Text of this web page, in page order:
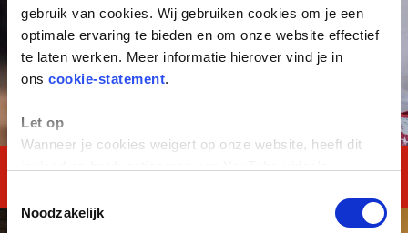
gebruik van cookies. Wij gebruiken cookies om je een
optimale ervaring te bieden en om onze website effectief
te laten werken. Meer informatie hierover vind je in
ons cookie-statement.
Let op
Wanneer je cookies weigert op onze website, heeft dit
Noodzakelijk
MASTERClass Kader